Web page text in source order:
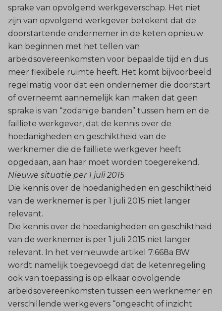
sprake van opvolgend werkgeverschap. Het niet
zijn van opvolgend werkgever betekent dat de
doorstartende ondernemer in de keten opnieuw
kan beginnen met het tellen van
arbeidsovereenkomsten voor bepaalde tijd en dus
meer flexibele ruimte heeft. Het komt bijvoorbeeld
regelmatig voor dat een ondernemer die doorstart
of overneemt aannemelijk kan maken dat geen
sprake is van “zodanige banden” tussen hem en de
failliete werkgever, dat de kennis over de
hoedanigheden en geschiktheid van de
werknemer die de failliete werkgever heeft
opgedaan, aan haar moet worden toegerekend.
Nieuwe situatie per 1 juli 2015
Die kennis over de hoedanigheden en geschiktheid
van de werknemer is per 1 juli 2015 niet langer
relevant.
Die kennis over de hoedanigheden en geschiktheid
van de werknemer is per 1 juli 2015 niet langer
relevant. In het vernieuwde artikel 7:668a BW
wordt namelijk toegevoegd dat de ketenregeling
ook van toepassing is op elkaar opvolgende
arbeidsovereenkomsten tussen een werknemer en
verschillende werkgevers “ongeacht of inzicht